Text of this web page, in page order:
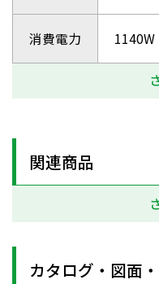
消費電力 1140W
関連商品
カタログ・図面